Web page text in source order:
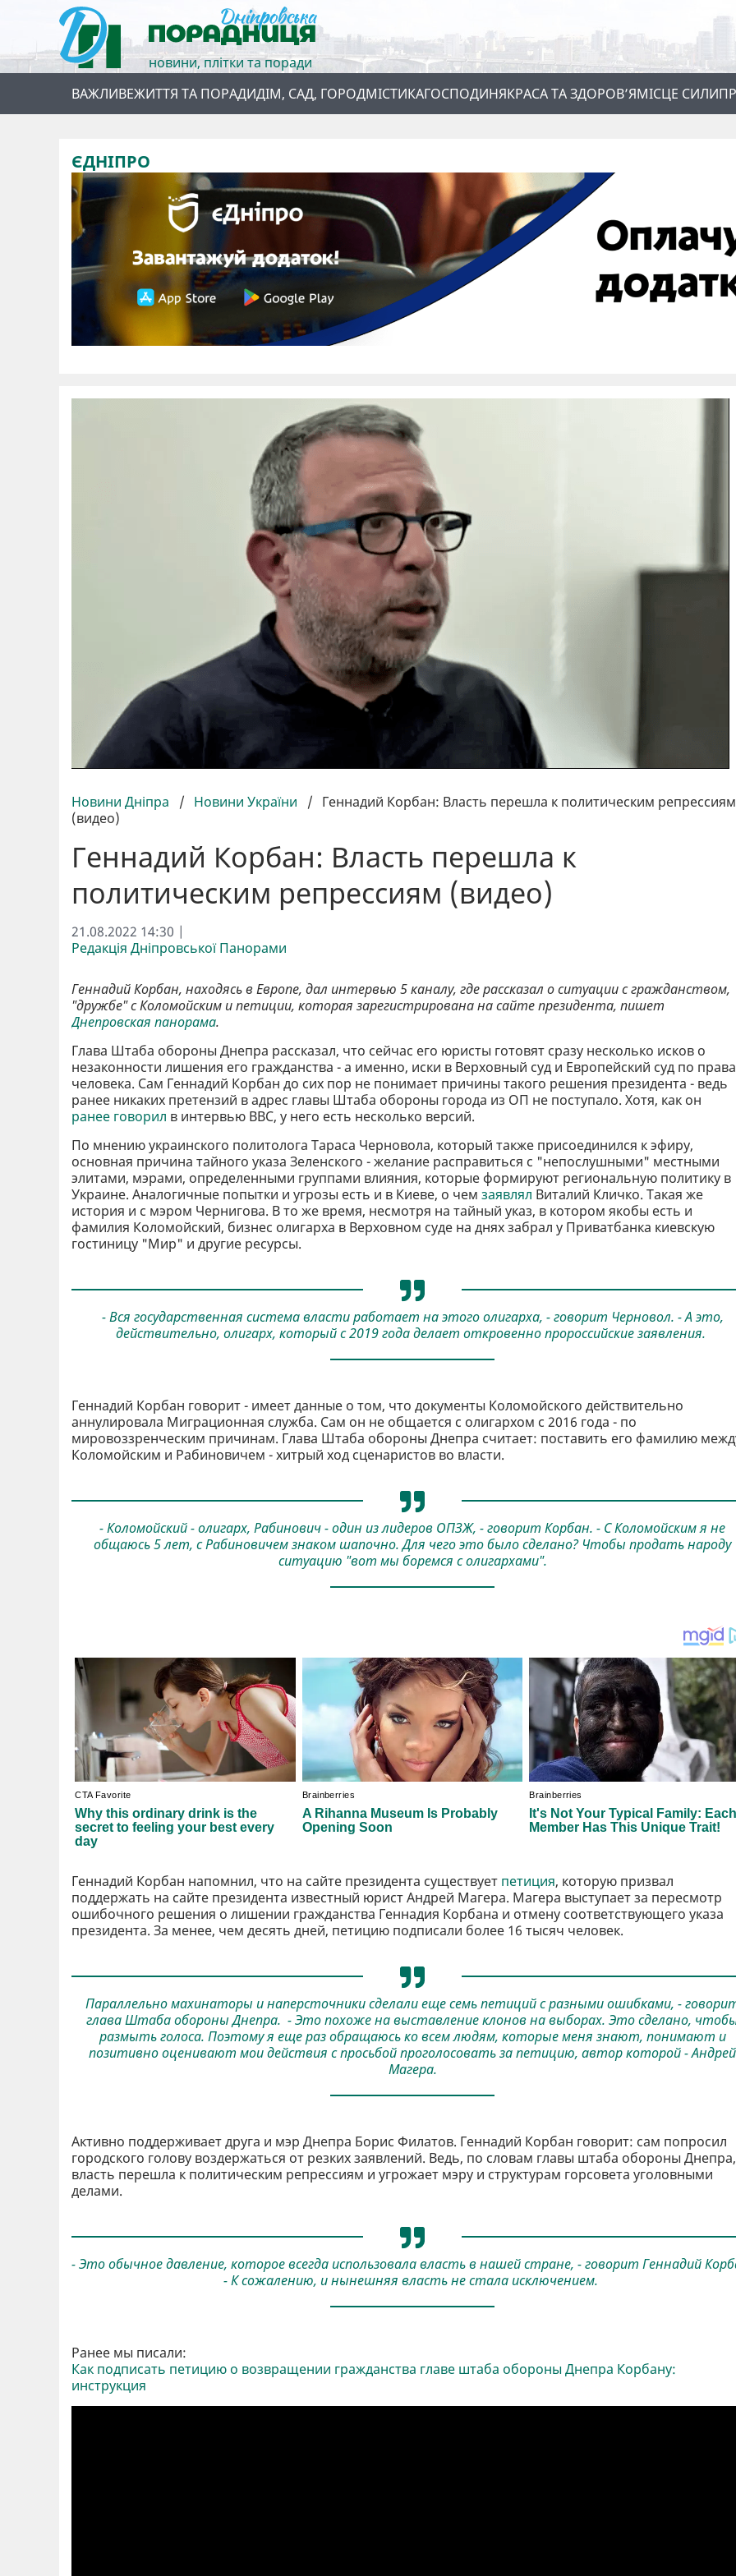
новини, плітки та поради
ВАЖЛИВЕЖИТТЯ ТА ПОРАДИДІМ, САД, ГОРОДМІСТИКАГОСПОДИНЯКРАСА ТА ЗДОРОВ’ЯМІСЦЕ СИЛИ
ЄДНІПРО
Новини Дніпра / Новини України / Геннадий Корбан: Власть перешла к политическим репрессиям
(видео)
Геннадий Корбан: Власть перешла к
политическим репрессиям (видео)
21.08.2022 14:30 |
Редакція Дніпровської Панорами
Геннадий Корбан, находясь в Европе, дал интервью 5 каналу, где рассказал о ситуации с гражданством,
"дружбе" с Коломойским и петиции, которая зарегистрирована на сайте президента, пишет
Днепровская панорама.
Глава Штаба обороны Днепра рассказал, что сейчас его юристы готовят сразу несколько исков о
незаконности лишения его гражданства - а именно, иски в Верховный суд и Европейский суд по
человека. Сам Геннадий Корбан до сих пор не понимает причины такого решения президента - ведь
ранее никаких претензий в адрес главы Штаба обороны города из ОП не поступало. Хотя, как он
ранее говорил в интервью BBC, у него есть несколько версий.
По мнению украинского политолога Тараса Черновола, который также присоединился к эфиру,
основная причина тайного указа Зеленского - желание расправиться с "непослушными" местными
элитами, мэрами, определенными группами влияния, которые формируют региональную политику в
Украине. Аналогичные попытки и угрозы есть и в Киеве, о чем заявлял Виталий Кличко. Такая же
история и с мэром Чернигова. В то же время, несмотря на тайный указ, в котором якобы есть и
фамилия Коломойский, бизнес олигарха в Верховном суде на днях забрал у Приватбанка киевскую
гостиницу "Мир" и другие ресурсы.
- Вся государственная система власти работает на этого олигарха, - говорит Черновол. - А это,
действительно, олигарх, который с 2019 года делает откровенно пророссийские заявления.
Геннадий Корбан говорит - имеет данные о том, что документы Коломойского действительно
аннулировала Миграционная служба. Сам он не общается с олигархом с 2016 года - по
мировоззренческим причинам. Глава Штаба обороны Днепра считает: поставить его фамилию
Коломойским и Рабиновичем - хитрый ход сценаристов во власти.
- Коломойский - олигарх, Рабинович - один из лидеров ОПЗЖ, - говорит Корбан. - С Коломойским я не
общаюсь 5 лет, с Рабиновичем знаком шапочно. Для чего это было сделано? Чтобы продать народу
ситуацию "вот мы боремся с олигархами".
Геннадий Корбан напомнил, что на сайте президента существует петиция, которую призвал
поддержать на сайте президента известный юрист Андрей Магера. Магера выступает за пересмотр
ошибочного решения о лишении гражданства Геннадия Корбана и отмену соответствующего указа
президента. За менее, чем десять дней, петицию подписали более 16 тысяч человек.
Параллельно махинаторы и наперсточники сделали еще семь петиций с разными ошибками, -
глава Штаба обороны Днепра. - Это похоже на выставление клонов на выборах. Это сделано,
размыть голоса. Поэтому я еще раз обращаюсь ко всем людям, которые меня знают, понимают и
позитивно оценивают мои действия с просьбой проголосовать за петицию, автор которой - Андрей
Магера.
Активно поддерживает друга и мэр Днепра Борис Филатов. Геннадий Корбан говорит: сам попросил
городского голову воздержаться от резких заявлений. Ведь, по словам главы штаба обороны Днепра,
власть перешла к политическим репрессиям и угрожает мэру и структурам горсовета уголовными
делами.
- Это обычное давление, которое всегда использовала власть в нашей стране, - говорит Геннадий
- К сожалению, и нынешняя власть не стала исключением.
Ранее мы писали:
Как подписать петицию о возвращении гражданства главе штаба обороны Днепра Корбану:
инструкция